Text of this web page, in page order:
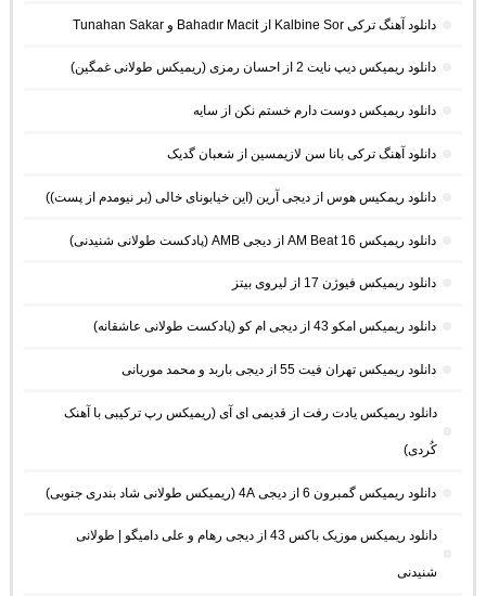
دانلود آهنگ ترکی Kalbine Sor از Bahadır Macit و Tunahan Sakar
دانلود ریمیکس دیپ نایت 2 از احسان رمزی (ریمیکس طولانی غمگین)
دانلود ریمیکس دوست دارم خستم نکن از سایه
دانلود آهنگ ترکی بانا سن لازیمسین از شعبان گدیک
دانلود ریمکیس هوس از دیجی آرین (این خیابونای خالی (بر نیومدم از پست))
دانلود ریمیکس AM Beat 16 از دیجی AMB (پادکست طولانی شنیدنی)
دانلود ریمیکس فیوژن 17 از لیروی بیتز
دانلود ریمیکس امکو 43 از دیجی ام کو (پادکست طولانی عاشقانه)
دانلود ریمیکس تهران فیت 55 از دیجی باربد و محمد موریانی
دانلود ریمیکس یادت رفت از قدیمی ای آی (ریمیکس رپ ترکیبی با آهنک
کُردی)
دانلود ریمیکس گمبرون 6 از دیجی 4A (ریمیکس طولانی شاد بندری جنوبی)
دانلود ریمیکس موزیک باکس 43 از دیجی رهام و علی دامیگو | طولانی
شنیدنی